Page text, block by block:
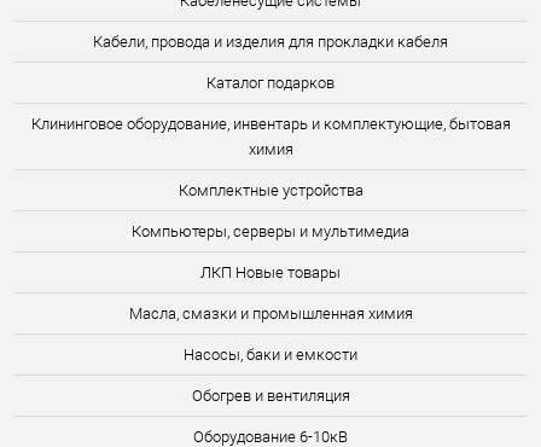
Кабели, провода и изделия для прокладки кабеля
Каталог подарков
Клининговое оборудование, инвентарь и комплектующие, бытовая
химия
Комплектные устройства
Компьютеры, серверы и мультимедиа
ЛКП Новые товары
Масла, смазки и промышленная химия
Насосы, баки и емкости
Обогрев и вентиляция
Оборудование 6-10кВ